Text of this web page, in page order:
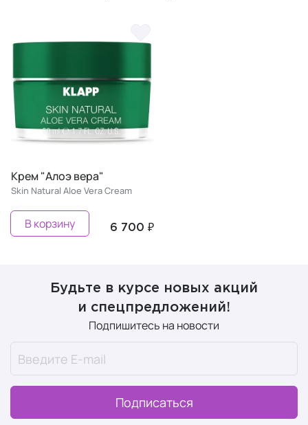
Крем "Алоэ вера"
Skin Natural Aloe Vera Cream
6 700 ₽
В корзину
Будьте в курсе новых акций
и спецпредложений!
Подпишитесь на новости
Подписаться